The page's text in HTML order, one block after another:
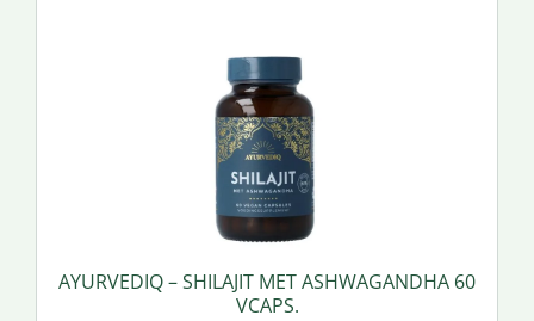
AYURVEDIQ – SHILAJIT MET ASHWAGANDHA 60
VCAPS.